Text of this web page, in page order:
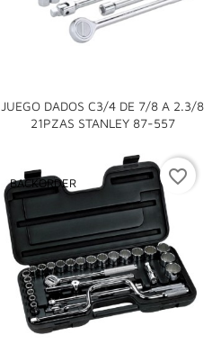
JUEGO DADOS C3/4 DE 7/8 A 2.3/8
21PZAS STANLEY 87-557

BACKORDER favorite_border